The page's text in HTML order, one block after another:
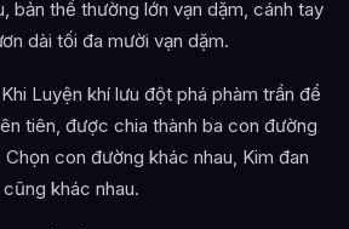
bản thể thường lớn vạn dặm, cánh tay
dài tối đa mười vạn dặm.
Luyện khí lưu đột phá phàm trần để
tiên, được chia thành ba con đường
Chọn con đường khác nhau, Kim đan
khác nhau.